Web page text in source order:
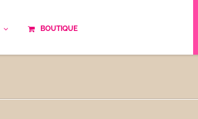
BOUTIQUE